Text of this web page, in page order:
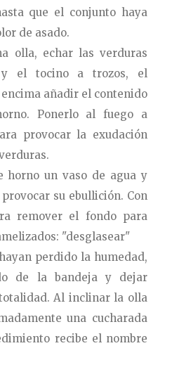
que el conjunto haya
de asado.
olla, echar las verduras
y el tocino a trozos, el
añadir el contenido
Ponerlo al fuego a
provocar la exudación
horno un vaso de agua y
su ebullición. Con
remover el fondo para
"desglasear"
perdido la humedad,
de la bandeja y dejar
Al inclinar la olla
una cucharada
recibe el nombre